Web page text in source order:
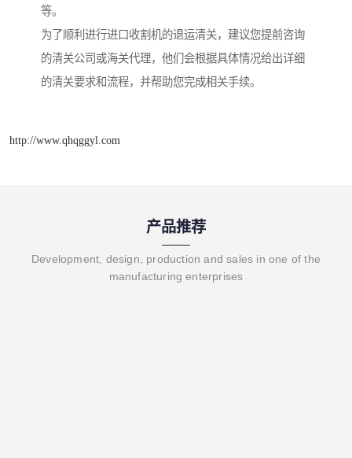
等。
为了顺利进行进口收割机的退运清关，建议您提前咨询
的清关公司或海关代理，他们会根据具体情况给出详细
的清关要求和流程，并帮助您完成相关手续。
http://www.qhqggyl.com
产品推荐
Development, design, production and sales in one of the
manufacturing enterprises